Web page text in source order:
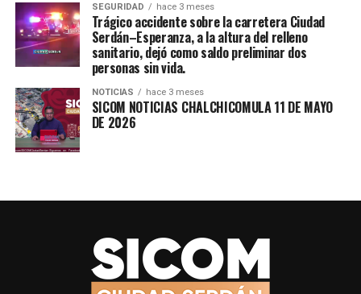
SEGURIDAD hace 3 meses
Trágico accidente sobre la carretera Ciudad
Serdán–Esperanza, a la altura del relleno
sanitario, dejó como saldo preliminar dos
personas sin vida.
NOTICIAS hace 3 meses
SICOM NOTICIAS CHALCHICOMULA 11 DE MAYO
DE 2026